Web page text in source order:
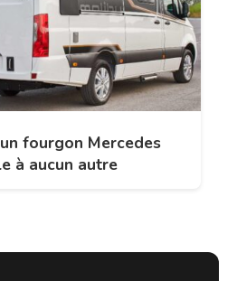
fourgon Mercedes
à aucun autre